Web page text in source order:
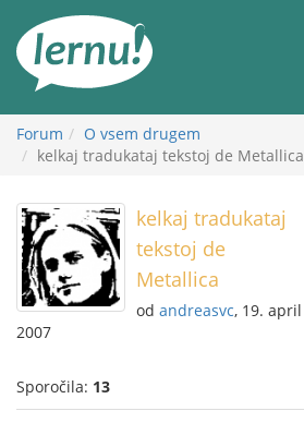
vsebini
Forum
O vsem drugem
kelkaj tradukataj tekstoj de Metallica
kelkaj tradukataj
tekstoj de
Metallica
od andreasvc, 19. april
2007
Sporočila: 13